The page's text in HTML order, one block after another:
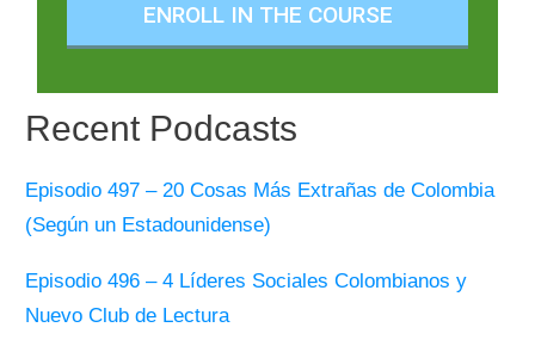
ENROLL IN THE COURSE
Recent Podcasts
Episodio 497 – 20 Cosas Más Extrañas de Colombia
(Según un Estadounidense)
Episodio 496 – 4 Líderes Sociales Colombianos y
Nuevo Club de Lectura